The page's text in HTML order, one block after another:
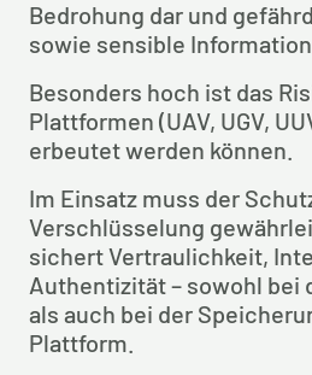
Bedrohung dar und
sowie sensible
Besonders hoch ist das
Plattformen (UAV, UGV,
erbeutet werden können.
Im Einsatz muss der
Verschlüsselung
sichert Vertraulichkeit,
Authentizität – sowohl bei
als auch bei der
Plattform.